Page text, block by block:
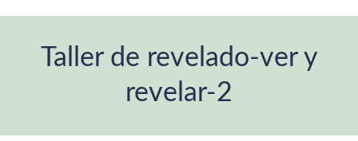
Taller de revelado-ver y
revelar-2